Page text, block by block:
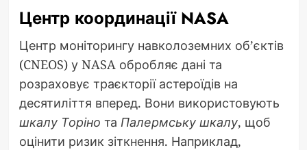
Центр координації NASA
Центр моніторингу навколоземних об’єктів
(CNEOS) у NASA обробляє дані та
розраховує траєкторії астероїдів на
десятиліття вперед. Вони використовують
шкалу Торіно та Палермську шкалу, щоб
оцінити ризик зіткнення. Наприклад,